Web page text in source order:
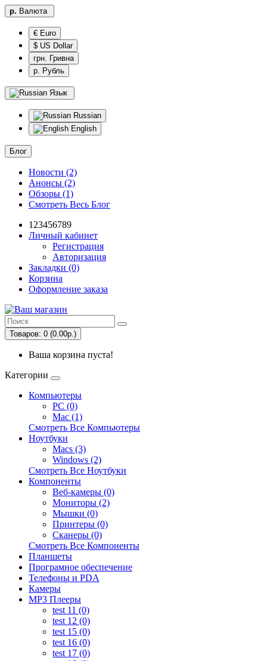
р. Валюта
€ Euro
$ US Dollar
грн. Гривна
р. Рубль
Язык
Russian
English
Блог
Новости (2)
Анонсы (2)
Обзоры (1)
Смотреть Весь Блог
123456789
Личный кабинет
Регистрация
Авторизация
Закладки (0)
Корзина
Оформление заказа
Товаров: 0 (0.00р.)
Ваша корзина пуста!
Категории
Компьютеры
PC (0)
Mac (1)
Смотреть Все Компьютеры
Ноутбуки
Macs (3)
Windows (2)
Смотреть Все Ноутбуки
Компоненты
Веб-камеры (0)
Мониторы (2)
Мышки (0)
Принтеры (0)
Сканеры (0)
Смотреть Все Компоненты
Планшеты
Програмное обеспечение
Телефоны и PDA
Камеры
MP3 Плееры
test 11 (0)
test 12 (0)
test 15 (0)
test 16 (0)
test 17 (0)